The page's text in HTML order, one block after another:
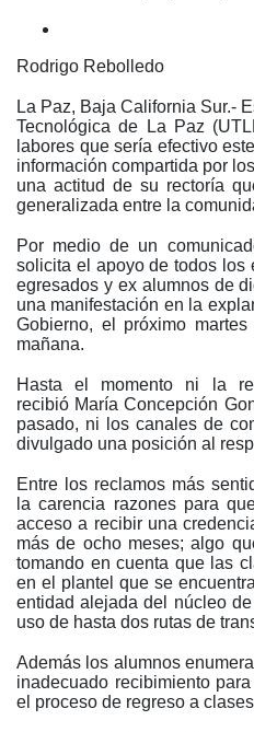
Rodrigo Rebolledo
La Paz, Baja California Sur.-
Tecnológica de La Paz
labores que sería efectivo
información compartida por
una actitud de su rectoría
generalizada entre la
Por medio de un
solicita el apoyo de todos los
egresados y ex alumnos de
una manifestación en la
Gobierno, el próximo
mañana.
Hasta el momento ni la
recibió María Concepción
pasado, ni los canales de
divulgado una posición al
Entre los reclamos más
la carencia razones para
acceso a recibir una
más de ocho meses; algo
tomando en cuenta que las
en el plantel que se
entidad alejada del núcleo
uso de hasta dos rutas de
Además los alumnos
inadecuado recibimiento
el proceso de regreso a